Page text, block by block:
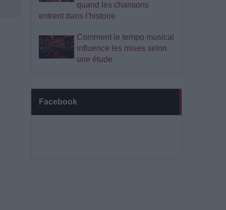
quand les chansons
entrent dans l’histoire
Comment le tempo musical
influence les mises selon
une étude
Facebook